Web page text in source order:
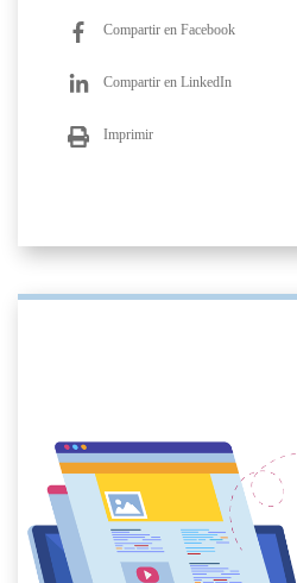
Compartir en Facebook
Compartir en LinkedIn
Imprimir